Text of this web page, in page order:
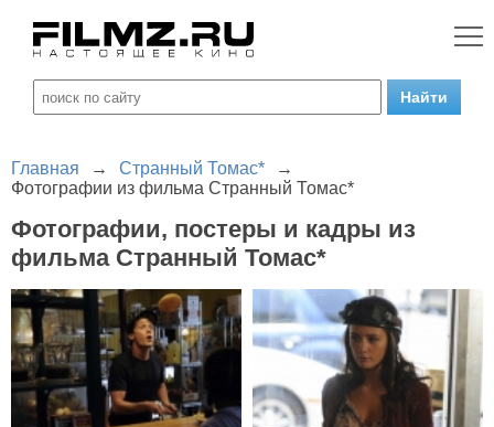
Главная → Странный Томас*
→
Фотографии из фильма Странный Томас*
Фотографии, постеры и кадры из
фильма Странный Томас*